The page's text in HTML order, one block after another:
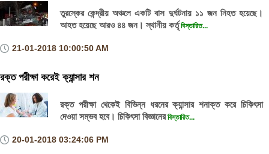
তুরস্কের কেন্দ্রীয় অঞ্চলে একটি বাস দুর্ঘটনায় ১১ জন নিহত হয়েছে।
আহত হয়েছে আরও ৪৪ জন। স্থানীয় কর্তৃবিস্তারিত...
21-01-2018 10:00:50 AM
রক্ত পরীক্ষা করেই ক্যান্সার শন
রক্ত পরীক্ষা থেকেই বিভিন্ন ধরনের ক্যান্সার শনাক্ত করে চিকিৎসা
দেওয়া সম্ভব হবে। চিকিৎসা বিজ্ঞানেরবিস্তারিত...
20-01-2018 03:24:06 PM